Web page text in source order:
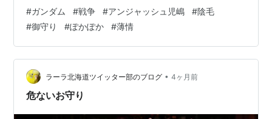
が当たらない、という言葉遊びに由来するという説もあ
る。 ～ピクシブ百科事典より～ どうやら、やはりガンダ
ムが初出というわけではないらしい。 まぁ、そうだろう
とは思っていた。 それでも僕は小説版ガンダム説を推し
たい。 理由は特に無い。 児嶋の出身校の歴史…
#ガンダム #戦争 #アンジャッシュ児嶋 #陰毛
#御守り #ぽかぽか #薄情
ラーラ北海道ツイッター部のブログ • 4ヶ月前
危ないお守り